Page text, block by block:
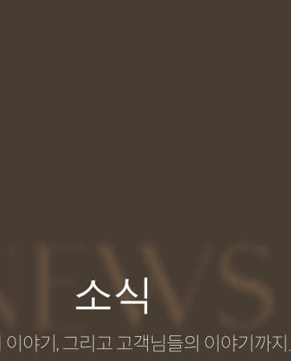
소식
야기, 그리고 고객님들의 이야기까지.